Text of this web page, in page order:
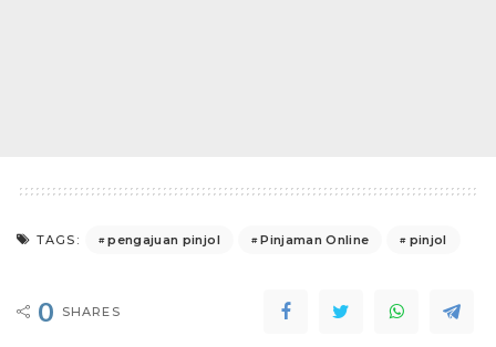
TAGS: pengajuan pinjol Pinjaman Online pinjol
0 SHARES